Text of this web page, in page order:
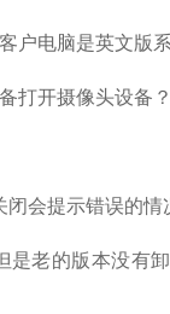
电脑是英文版
打开摄像头设备？
会提示错误的情
老的版本没有